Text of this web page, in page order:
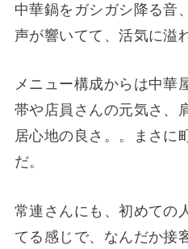
中華鍋をガシガシ降る音
声が響いてて、活気に溢
メニュー構成からは中華
帯や店員さんの元気さ、
居心地の良さ。。まさに
だ。
常連さんにも、初めての
てる感じで、なんだか接